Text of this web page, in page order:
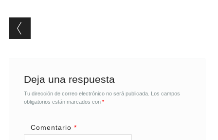
Post navigation
Deja una respuesta
Tu dirección de correo electrónico no será publicada. Los campos
obligatorios están marcados con *
Comentario *